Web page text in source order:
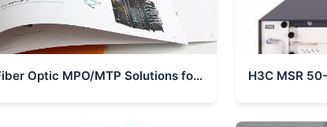
Premium Fiber Optic MPO/MTP Solutions for 5G Communication – Corporate Brochure